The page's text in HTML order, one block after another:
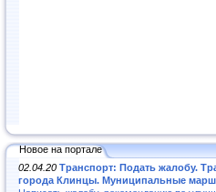
Новое на портале
02.04.20 Транспорт: Подать жалобу.
города Клинцы. Муниципальные